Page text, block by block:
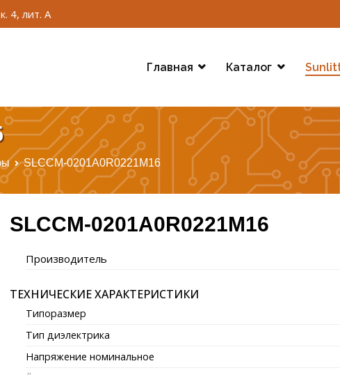
4, лит. А
Главная Каталог
SLCCM-0201A0R0221M16
SLCCM-0201A0R0221M16
Производитель
ТЕХНИЧЕСКИЕ ХАРАКТЕРИСТИКИ
Типоразмер
Тип диэлектрика
Напряжение номинальное